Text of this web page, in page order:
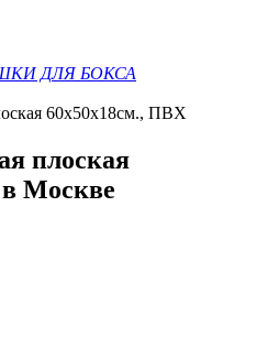
ДЛЯ БОКСА
60х50х18см., ПВХ
плоская
Москве